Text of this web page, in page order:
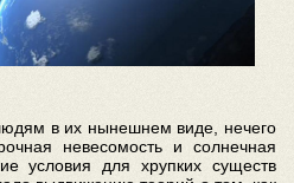
в их нынешнем виде, нечего
невесомость и солнечная
условия для хрупких существ